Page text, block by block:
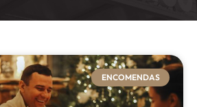
ENCOMENDAS